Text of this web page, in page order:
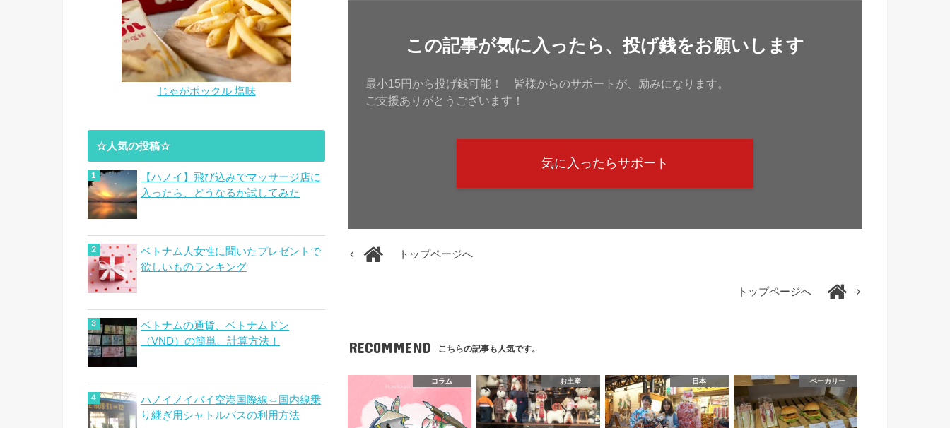
この記事が気に入ったら、投げ銭をお願いします
最小15円から投げ銭可能！ 皆様からのサポートが、励みになります。
ご支援ありがとうございます！
気に入ったらサポート
トップページへ
トップページへ
RECOMMEND こちらの記事も人気です。
コラム お土産 日本 ベーカリー
じゃがポックル 塩味
☆人気の投稿☆
【ハノイ】飛び込みでマッサージ店に
入ったら、どうなるか試してみた
ベトナム人女性に聞いたプレゼントで
欲しいものランキング
ベトナムの通貨、ベトナムドン
（VND）の簡単、計算方法！
ハノイノイバイ空港国際線⇔国内線乗
り継ぎ用シャトルバスの利用方法